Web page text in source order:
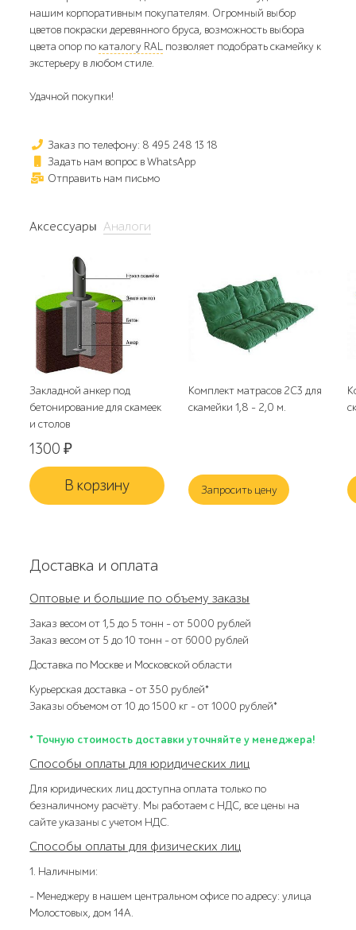
нашим корпоративным покупателям. Огромный выбор
цветов покраски деревянного бруса, возможность выбора
цвета опор по каталогу RAL позволяет подобрать скамейку к
экстерьеру в любом стиле.
Удачной покупки!
Заказ по телефону: 8 495 248 13 18
Задать нам вопрос в WhatsApp
Отправить нам письмо
Аксессуары Аналоги
Закладной анкер под
бетонирование для скамеек
и столов
1300₽
В корзину
Комплект матрасов 2С3 для
скамейки 1,8 - 2,0 м.
Запросить цену
Доставка и оплата
Оптовые и большие по объему заказы
Заказ весом от 1,5 до 5 тонн – от 5000 рублей
Заказ весом от 5 до 10 тонн – от 6000 рублей
Доставка по Москве и Московской области
Курьерская доставка – от 350 рублей*
Заказы объемом от 10 до 1500 кг – от 1000 рублей*
* Точную стоимость доставки уточняйте у менеджера!
Способы оплаты для юридических лиц
Для юридических лиц доступна оплата только по
безналичному расчёту. Мы работаем с НДС, все цены на
сайте указаны с учетом НДС.
Способы оплаты для физических лиц
1. Наличными:
- Менеджеру в нашем центральном офисе по адресу: улица
Молостовых, дом 14А.